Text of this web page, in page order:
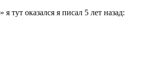
тут оказался я писал 5 лет назад: